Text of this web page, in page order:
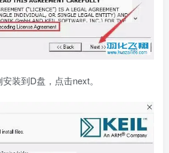
装到D盘，点击next。